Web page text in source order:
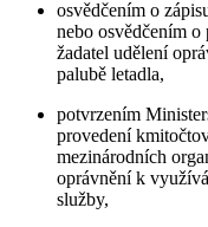
osvědčením o
nebo osvědčením
žadatel udělení
palubě letadla,
potvrzením
provedení
mezinárodních
oprávnění k
služby,